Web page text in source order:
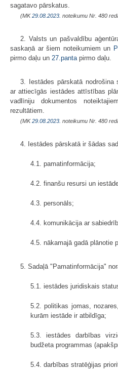
sagatavo pārskatus.
(MK29.08.2023. noteikumu Nr. 480
2. Valsts un pašvaldību
saskaņā ar šiem noteikumiem un
pirmo daļu un 27.panta pirmo daļu.
3. Iestādes pārskatā nodrošina
ar attiecīgās iestādes attīstības
vadlīniju dokumentos
rezultātiem.
(MK29.08.2023. noteikumu Nr. 480
4. Iestādes pārskatā ir šādas
4.1. pamatinformācija;
4.2. finanšu resursi un
4.3. personāls;
4.4. komunikācija ar
4.5. nākamajā gadā plānotie
5. Sadaļā "Pamatinformācija"
5.1. iestādes juridiskais
5.2. politikas jomas,
kurām iestāde ir atbildīga;
5.3. iestādes darbības
budžeta programmas
5.4. darbības stratēģijas